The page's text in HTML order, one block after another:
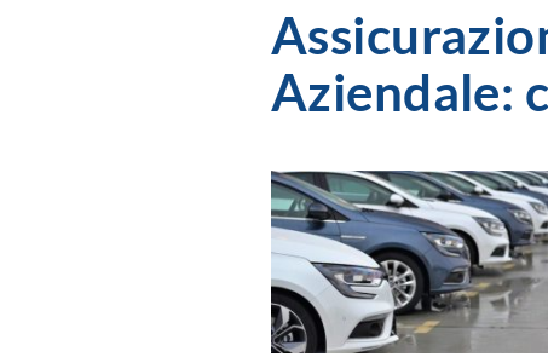
Aziendale: